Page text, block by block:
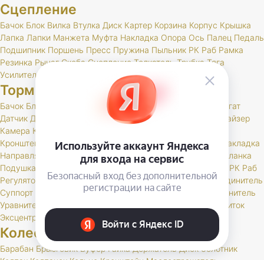
Сцепление
Бачок Блок Вилка Втулка Диск Картер Корзина Корпус Крышка
Лапка Лапки Манжета Муфта Накладка Опора Ось Палец Педаль
Подшипник Поршень Пресс Пружина Пыльник РК Раб Рамка
Резинка Рычаг Скоба Сцепление Толкатель Трубка Тяга
Усилитель
Шланг Шток
Тормоза
Бачок Блок Вал Вилка Винт
Гидроагрегат
Датчик Держатель Жгут Жидкость
Иммобилайзер
Камера Клапан
Кронштейн
Крышка Манжета Маслоотражатель Муфта
Накладка
Направляющая
Обойма Опора Опорный Паста
Планка
Подушка
Привод Проставка Пружина РК Раб
Регулятор
Резинка Рычаг Сектор Сигнальное Скоба Соединитель
Суппорт
Тормоза Тройник Трос Трубка
Удлинитель
Уравнитель
Щиток
Эксцентрик
Колеса и шины
Барабан Брызговик Буфер Гайка Держатель Диск Золотник